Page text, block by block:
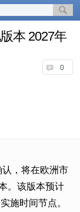
本 2027年
0
，将在欧洲市
。该版本预计
施时间节点。